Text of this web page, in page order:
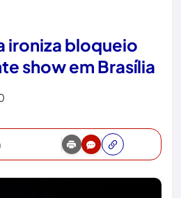
ironiza bloqueio
show em Brasília